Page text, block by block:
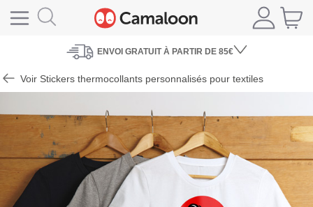
ENVOI GRATUIT À PARTIR DE 85€
Voir Stickers thermocollants personnalisés pour textiles